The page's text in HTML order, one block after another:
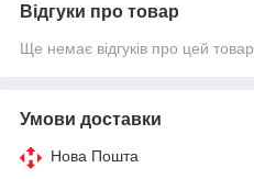
Відгуки про товар
Ще немає відгуків про цей товар
Умови доставки
Нова Пошта